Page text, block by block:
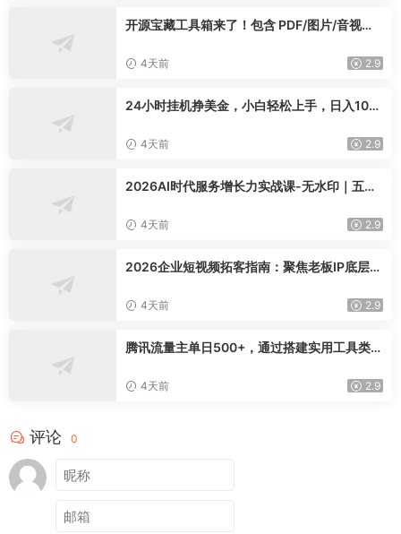
开源宝藏工具箱来了！包含 PDF/图片/音视频/
knit-desktop
4天前 2.9
24小时挂机挣美金，小白轻松上手，日入100
4天前 2.9
2026AI时代服务增长力实战课-无水印｜五力
卷实现长效业绩增长
4天前 2.9
2026企业短视频拓客指南：聚焦老板IP底层逻
交完整获客链路
4天前 2.9
腾讯流量主单日500+，通过搭建实用工具类小
4天前 2.9
评论 0